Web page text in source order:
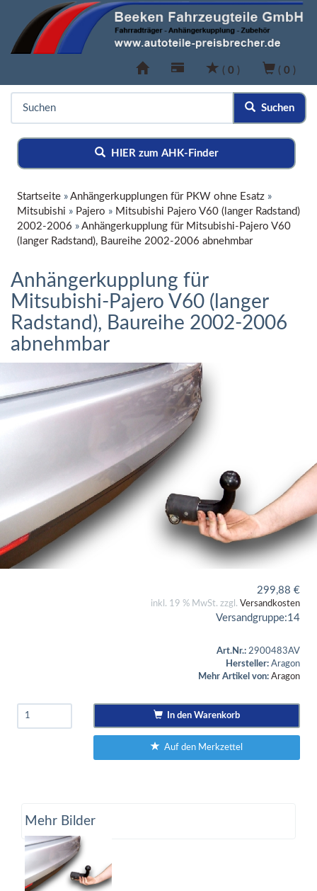
( 0 ) ( 0 )
Suchen
HIER zum AHK-Finder
Startseite » Anhängerkupplungen für PKW ohne Esatz »
Mitsubishi » Pajero » Mitsubishi Pajero V60 (langer Radstand)
2002-2006 » Anhängerkupplung für Mitsubishi-Pajero V60
(langer Radstand), Baureihe 2002-2006 abnehmbar
Anhängerkupplung für
Mitsubishi-Pajero V60 (langer
Radstand), Baureihe 2002-2006
abnehmbar
299,88 €
inkl. 19 % MwSt. zzgl. Versandkosten
Versandgruppe:14
Art.Nr.: 2900483AV
Hersteller: Aragon
Mehr Artikel von: Aragon
In den Warenkorb
Auf den Merkzettel
Mehr Bilder